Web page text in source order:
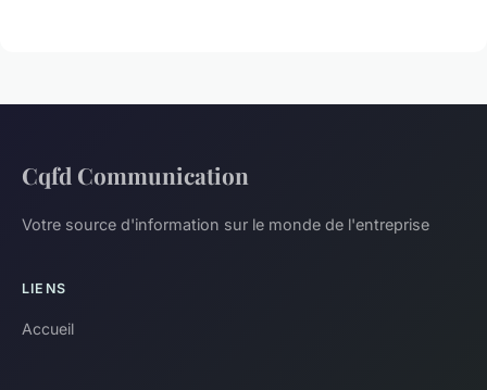
Cqfd Communication
Votre source d'information sur le monde de l'entreprise
LIENS
Accueil